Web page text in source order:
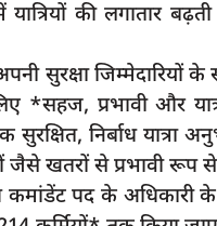
यात्रियों की लगातार
सुरक्षा जिम्मेदारियों
*सहज, प्रभावी और
सुरक्षित, निर्बाध
जैसे खतरों से प्रभावी रूप से
पद के अधिकारी
कहेर घर में घुसकर की
0 375